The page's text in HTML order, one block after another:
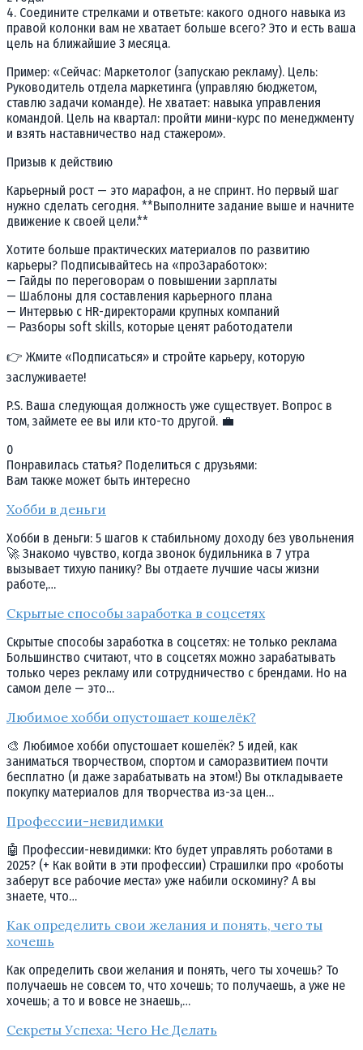
4. Соедините стрелками и ответьте: какого одного навыка из
правой колонки вам не хватает больше всего? Это и есть ваша
цель на ближайшие 3 месяца.
Пример: «Сейчас: Маркетолог (запускаю рекламу). Цель:
Руководитель отдела маркетинга (управляю бюджетом,
ставлю задачи команде). Не хватает: навыка управления
командой. Цель на квартал: пройти мини-курс по менеджменту
и взять наставничество над стажером».
Призыв к действию
Карьерный рост — это марафон, а не спринт. Но первый шаг
нужно сделать сегодня. **Выполните задание выше и начните
движение к своей цели.**
Хотите больше практических материалов по развитию
карьеры? Подписывайтесь на «проЗаработок»:
— Гайды по переговорам о повышении зарплаты
— Шаблоны для составления карьерного плана
— Интервью с HR-директорами крупных компаний
— Разборы soft skills, которые ценят работодатели
👉 Жмите «Подписаться» и стройте карьеру, которую
заслуживаете!
P.S. Ваша следующая должность уже существует. Вопрос в
том, займете ее вы или кто-то другой. 💼
0
Понравилась статья? Поделиться с друзьями:
Вам также может быть интересно
Хобби в деньги
Хобби в деньги: 5 шагов к стабильному доходу без увольнения
🚀 Знакомо чувство, когда звонок будильника в 7 утра
вызывает тихую панику? Вы отдаете лучшие часы жизни
работе,…
Скрытые способы заработка в соцсетях
Скрытые способы заработка в соцсетях: не только реклама
Большинство считают, что в соцсетях можно зарабатывать
только через рекламу или сотрудничество с брендами. Но на
самом деле — это…
Любимое хобби опустошает кошелёк?
🎨 Любимое хобби опустошает кошелёк? 5 идей, как
заниматься творчеством, спортом и саморазвитием почти
бесплатно (и даже зарабатывать на этом!) Вы откладываете
покупку материалов для творчества из-за цен…
Профессии-невидимки
🤖 Профессии-невидимки: Кто будет управлять роботами в
2025? (+ Как войти в эти профессии) Страшилки про «роботы
заберут все рабочие места» уже набили оскомину? А вы
знаете, что…
Как определить свои желания и понять, чего ты
хочешь
Как определить свои желания и понять, чего ты хочешь? То
получаешь не совсем то, что хочешь; то получаешь, а уже не
хочешь; а то и вовсе не знаешь,…
Секреты Успеха: Чего Не Делать